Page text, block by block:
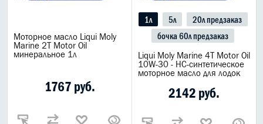
Моторное масло Liqui Moly
Marine 2T Motor Oil
минеральное 1л
1767 руб.
1л 5л
20л предзаказ
бочка 60л предзаказ
Liqui Moly Marine 4T Motor Oil
10W-30 - НС-синтетическое
моторное масло для лодок
2142 руб.